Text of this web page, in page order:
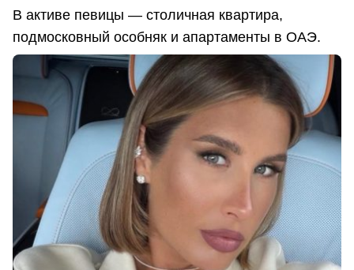
В активе певицы — столичная квартира,
подмосковный особняк и апартаменты в ОАЭ.